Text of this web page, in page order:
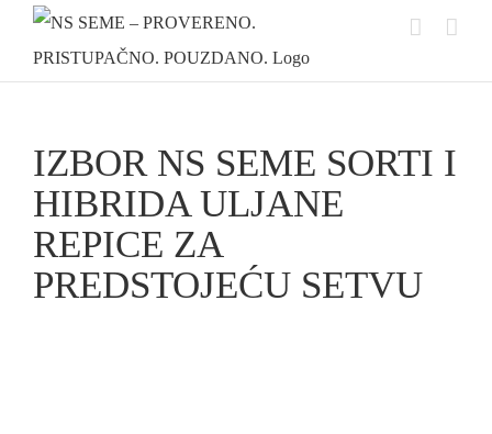
content
IZBOR NS SEME SORTI I
HIBRIDA ULJANE
REPICE ZA
PREDSTOJEĆU SETVU